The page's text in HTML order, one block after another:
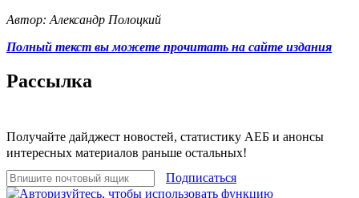
Автор: Александр Полоцкий
Полный текст вы можете прочитать на сайте издания
Рассылка
Получайте дайджест новостей, статистику АЕБ и анонсы
интересных материалов раньше остальных!
Подписаться